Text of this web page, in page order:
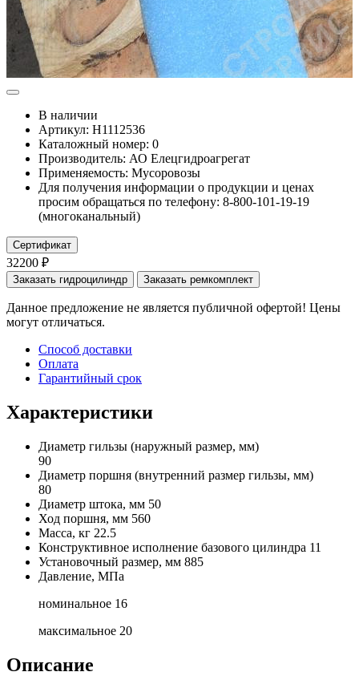
В наличии
Артикул: Н1112536
Каталожный номер: 0
Производитель: АО Елецгидроагрегат
Применяемость: Мусоровозы
Для получения информации о продукции и ценах
просим обращаться по телефону: 8-800-101-19-19
(многоканальный)
Сертификат
32200 ₽
Заказать гидроцилиндр Заказать ремкомплект
Данное предложение не является публичной офертой! Цены
могут отличаться.
Способ доставки
Оплата
Гарантийный срок
Характеристики
Диаметр гильзы (наружный размер, мм)
90
Диаметр поршня (внутренний размер гильзы, мм)
80
Диаметр штока, мм 50
Ход поршня, мм 560
Масса, кг 22.5
Конструктивное исполнение базового цилиндра 11
Установочный размер, мм 885
Давление, МПа
номинальное 16
максимальное 20
Описание